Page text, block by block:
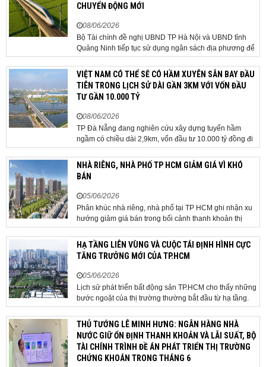
CHUYỂN ĐỘNG MỚI
08/06/2026
Bộ Tài chính đề nghị UBND TP Hà Nội và UBND tỉnh
Quảng Ninh tiếp tục sử dụng ngân sách địa phương để
thực hiện công tác giải phóng mặt bằng đối với phần
tuyến đi qua địa bàn hai địa phương, bảo đảm tiến độ
triển khai. Bộ Tài chính vừa có công văn...
VIỆT NAM CÓ THỂ SẼ CÓ HẦM XUYÊN SÂN BAY ĐẦU
TIÊN TRONG LỊCH SỬ DÀI GẦN 3KM VỚI VỐN ĐẦU
TƯ GẦN 10.000 TỶ
08/06/2026
TP Đà Nẵng đang nghiên cứu xây dựng tuyến hầm
ngầm có chiều dài 2,9km, vốn đầu tư 10.000 tỷ đồng đi
qua sân bay quốc tế. TP Đà Nẵng đang nghiên cứu một
phương án hạ tầng mang tính đột phá khi đề xuất xây
dựng tuyến hầm ngầm xuyên qua khu vực sân...
NHÀ RIÊNG, NHÀ PHỐ TP HCM GIẢM GIÁ VÌ KHÓ
BÁN
05/06/2026
Phân khúc nhà riêng, nhà phố tại TP HCM ghi nhận xu
hướng giảm giá bán trong bối cảnh thanh khoản thị
trường suy yếu, người mua thận trọng. Sau hơn 5 tháng
rao bán căn nhà trong hẻm khu vực Bảy Hiền, anh
Minh, một chủ nhà tại TP HCM, chấp nhận hạ giá...
HẠ TẦNG LIÊN VÙNG VÀ CUỘC TÁI ĐỊNH HÌNH CỰC
TĂNG TRƯỞNG MỚI CỦA TP.HCM
05/06/2026
Lịch sử phát triển bất động sản TP.HCM cho thấy những
bước ngoặt của thị trường thường bắt đầu từ hạ tầng.
Khi các tuyến kết nối liên vùng đồng loạt tăng tốc, cấu
trúc phát triển đô thị đang dần thay đổi, mở ra những
hành lang tăng trưởng mới và kéo theo quá...
THỦ TƯỚNG LÊ MINH HƯNG: NGÂN HÀNG NHÀ
NƯỚC GIỮ ỔN ĐỊNH THANH KHOẢN VÀ LÃI SUẤT, BỘ
TÀI CHÍNH TRÌNH ĐỀ ÁN PHÁT TRIỂN THỊ TRƯỜNG
CHỨNG KHOÁN TRONG THÁNG 6